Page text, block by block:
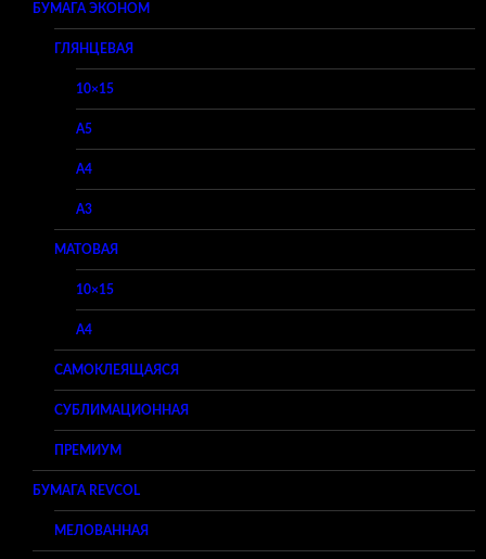
БУМАГА ЭКОНОМ
ГЛЯНЦЕВАЯ
10×15
A5
A4
A3
МАТОВАЯ
10×15
A4
САМОКЛЕЯЩАЯСЯ
СУБЛИМАЦИОННАЯ
ПРЕМИУМ
БУМАГА REVCOL
МЕЛОВАННАЯ